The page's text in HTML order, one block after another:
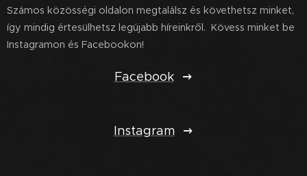
Számos közösségi oldalon megtalálsz és követhetsz minket,
így mindig értesülhetsz legújabb híreinkről. Kövess minket be
Instagramon és Facebookon!
Facebook
Instagram